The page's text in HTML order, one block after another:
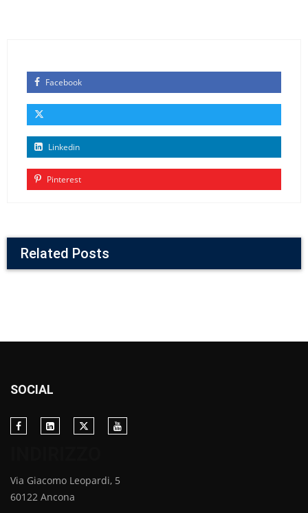
Facebook
Linkedin
Pinterest
Related Posts
SOCIAL
Via Giacomo Leopardi, 5
60122 Ancona